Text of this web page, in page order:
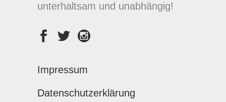
unterhaltsam und unabhängig!
Impressum
Datenschutzerklärung